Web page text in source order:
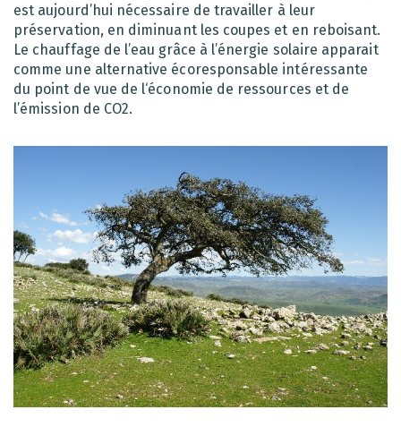
est aujourd’hui nécessaire de travailler à leur
préservation, en diminuant les coupes et en reboisant.
Le chauffage de l’eau grâce à l’énergie solaire apparait
comme une alternative écoresponsable intéressante
du point de vue de l‘économie de ressources et de
l’émission de CO2.